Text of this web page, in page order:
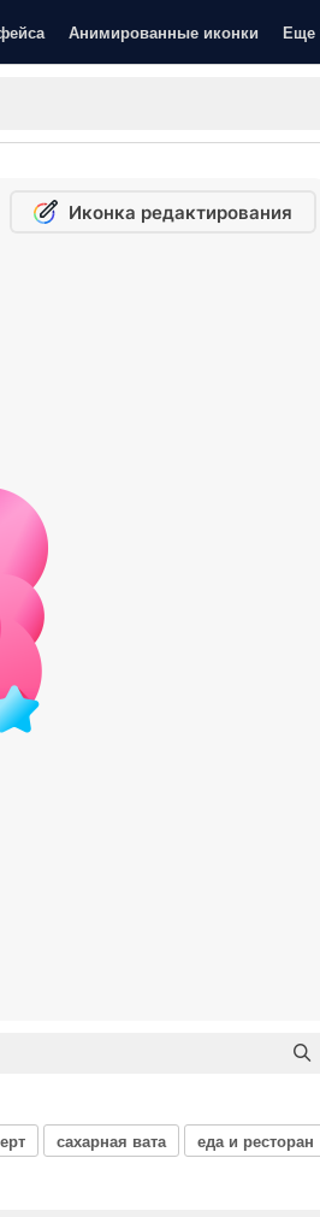
Анимированные иконки Еще
Иконка редактирования
сахарная вата еда и ресторан